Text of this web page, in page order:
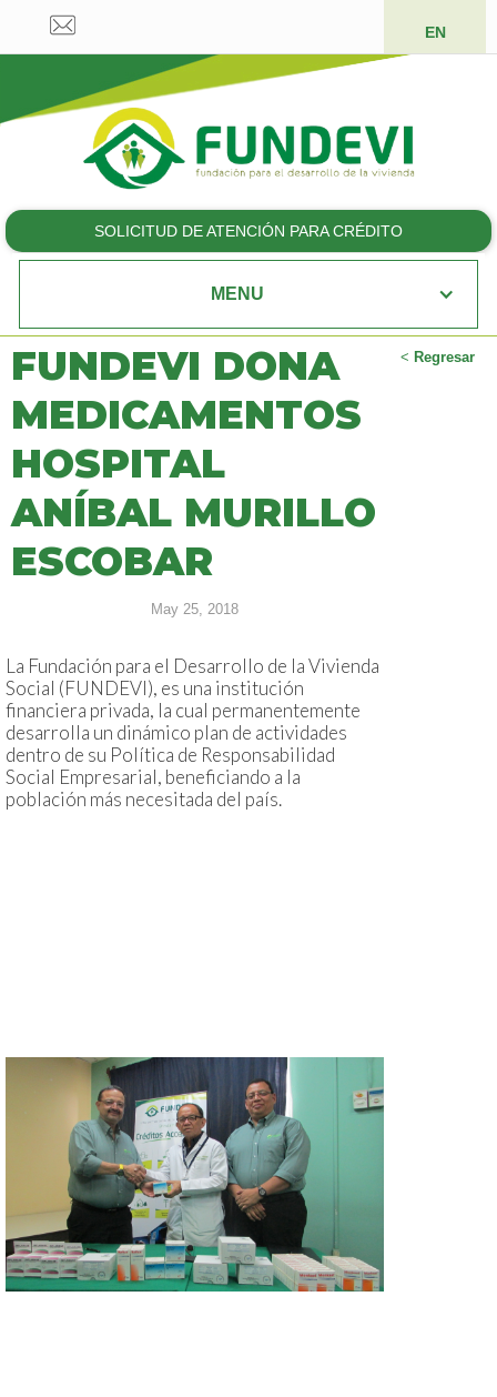
EN
SOLICITUD DE ATENCIÓN PARA CRÉDITO
MENU
< Regresar
FUNDEVI DONA
MEDICAMENTOS
HOSPITAL
ANÍBAL MURILLO
ESCOBAR
May 25, 2018
La Fundación para el Desarrollo de la Vivienda
Social (FUNDEVI), es una institución
financiera privada, la cual permanentemente
desarrolla un dinámico plan de actividades
dentro de su Política de Responsabilidad
Social Empresarial, beneficiando a la
población más necesitada del país.